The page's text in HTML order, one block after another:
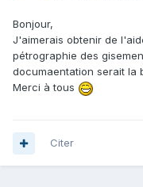
Bonjour,
J'aimerais obtenir de
pétrographie des
documaentation serait la
Merci à tous
Citer